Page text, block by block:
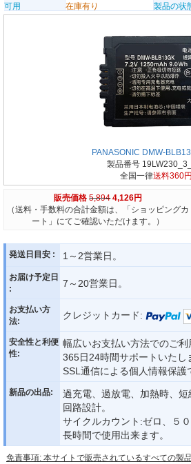
可用
在庫有り 製品の状
PANASONIC DMW-
製品番号
全国一律送料360円
販売価格 5,894 4,126円
（送料・手数料の合計金額は、「ショッピングカ
ート」にてご確認いただけます。）
発送日目安 : 1～2営業日。
お届け予定日
:
7～20営業日。
お支払い方
法:
クレジットカード:
安全性と利便
性:
幅広いお支払い方法でのご利
365日24時間サポートいたし
SSL通信による個人情報保護
新品の出品:
過充電、過放電、加熱時、
回路設計。
サイクルカウント:ゼロ、５
長時間で使用出来ます。
免責事項: 本サイトで販売されているすべての製